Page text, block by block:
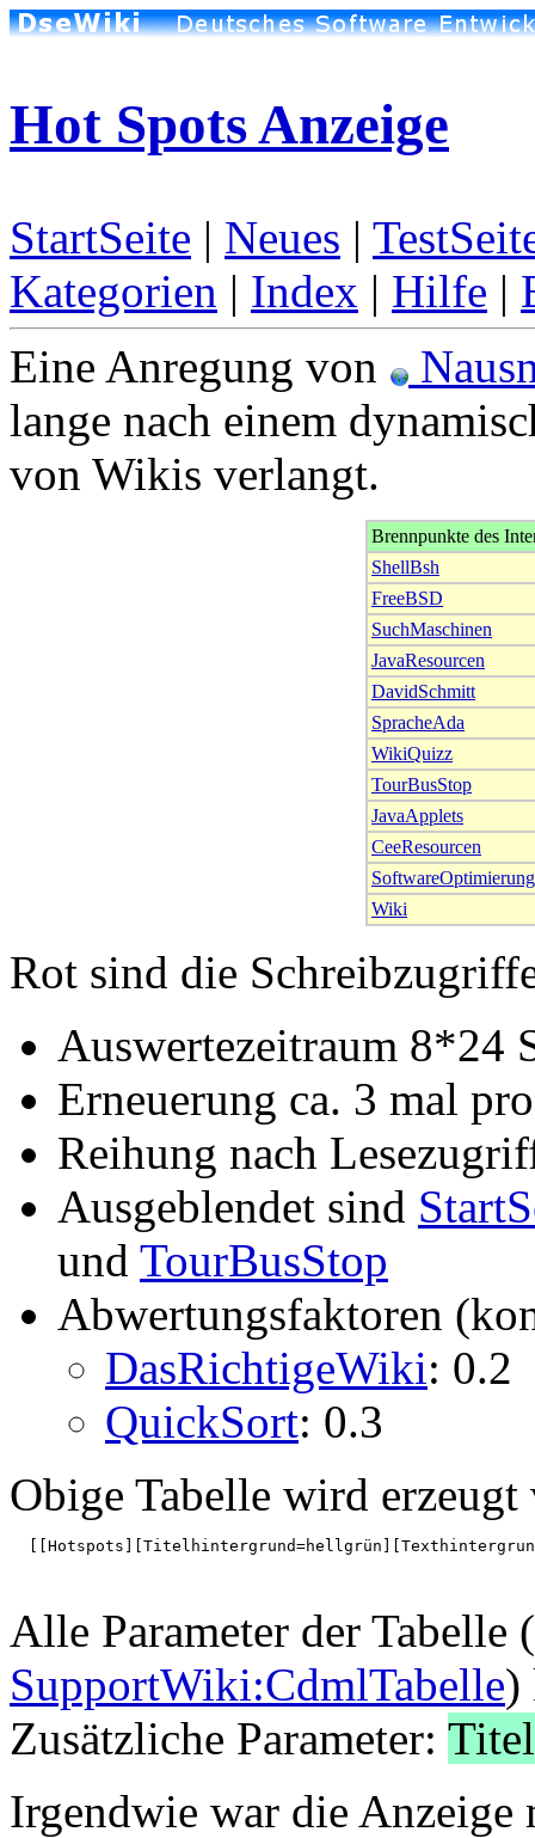
Hot Spots Anzeige
StartSeite | Neues |
Kategorien | Index | Hilfe |
Eine Anregung von
lange nach einem
von Wikis verlangt.
Brennpunkte des
ShellBsh
FreeBSD
SuchMaschinen
JavaResourcen
DavidSchmitt
SpracheAda
WikiQuizz
TourBusStop
JavaApplets
CeeResourcen
SoftwareOptimierung
Wiki
Rot sind die
Auswertezeitraum 8*24
Erneuerung ca. 3 mal
Reihung nach
Ausgeblendet sind
und TourBusStop
Abwertungsfaktoren
DasRichtigeWiki: 0.2
QuickSort: 0.3
Obige Tabelle wird erzeugt
Alle Parameter der Tabelle
SupportWiki:CdmlTabelle)
Zusätzliche Parameter: Titel
Irgendwie war die